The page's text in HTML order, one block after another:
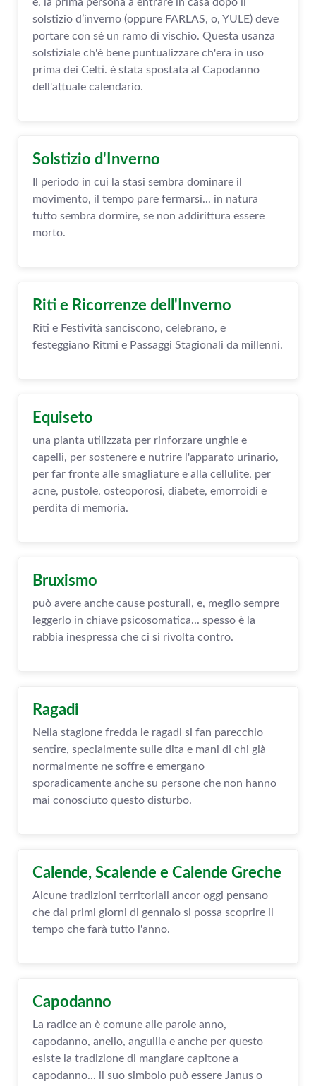
solstizio d’inverno (oppure FARLAS, o, YULE) deve
portare con sé un ramo di vischio. Questa usanza
solstiziale ch'è bene puntualizzare ch'era in uso
prima dei Celti. è stata spostata al Capodanno
dell'attuale calendario.
Solstizio d'Inverno
Il periodo in cui la stasi sembra dominare il
movimento, il tempo pare fermarsi... in natura
tutto sembra dormire, se non addirittura essere
morto.
Riti e Ricorrenze dell'Inverno
Riti e Festività sanciscono, celebrano, e
festeggiano Ritmi e Passaggi Stagionali da millenni.
Equiseto
una pianta utilizzata per rinforzare unghie e
capelli, per sostenere e nutrire l'apparato urinario,
per far fronte alle smagliature e alla cellulite, per
acne, pustole, osteoporosi, diabete, emorroidi e
perdita di memoria.
Bruxismo
può avere anche cause posturali, e, meglio sempre
leggerlo in chiave psicosomatica... spesso è la
rabbia inespressa che ci si rivolta contro.
Ragadi
Nella stagione fredda le ragadi si fan parecchio
sentire, specialmente sulle dita e mani di chi già
normalmente ne soffre e emergano
sporadicamente anche su persone che non hanno
mai conosciuto questo disturbo.
Calende, Scalende e Calende Greche
Alcune tradizioni territoriali ancor oggi pensano
che dai primi giorni di gennaio si possa scoprire il
tempo che farà tutto l'anno.
Capodanno
La radice an è comune alle parole anno,
capodanno, anello, anguilla e anche per questo
esiste la tradizione di mangiare capitone a
capodanno... il suo simbolo può essere Janus o